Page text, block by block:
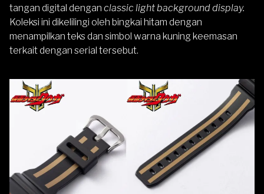
tangan digital dengan classic light background display.
Koleksi ini dikelilingi oleh bingkai hitam dengan
menampilkan teks dan simbol warna kuning keemasan
terkait dengan serial tersebut.